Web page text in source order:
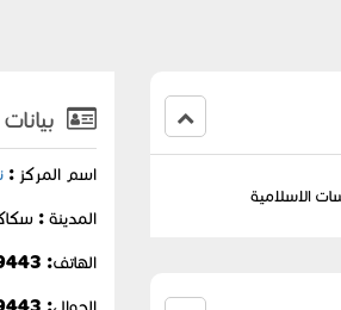
الاسلامية
اسم المركز :
المدينة :
الهاتف: 0553399443